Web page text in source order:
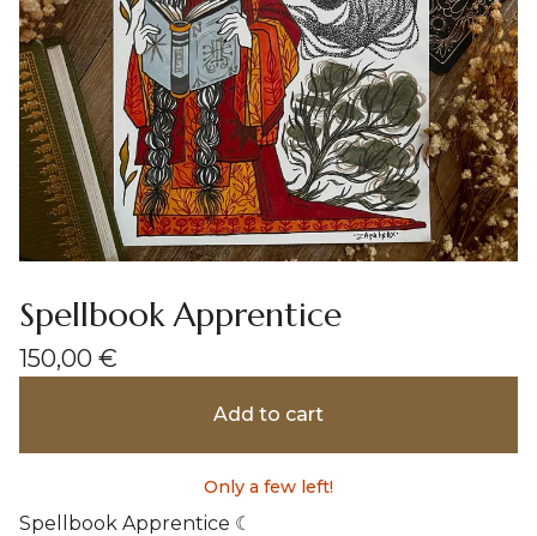
Spellbook Apprentice
150,00 €
Add to cart
Only a few left!
Spellbook Apprentice ☾